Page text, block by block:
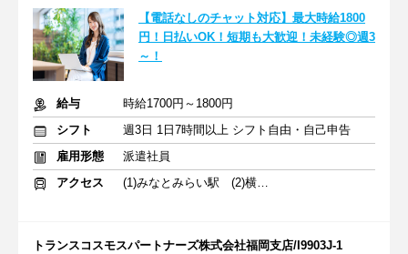
【電話なしのチャット対応】最大時給1800
円！日払いOK！短期も大歓迎！未経験◎週3
～！
給与
時給1700円～1800円
シフト
週3日 1日7時間以上 シフト自由・自己申告
雇用形態
派遣社員
アクセス
(1)みなとみらい駅 (2)横浜駅
トランスコスモスパートナーズ株式会社福岡支店/I9903J-1